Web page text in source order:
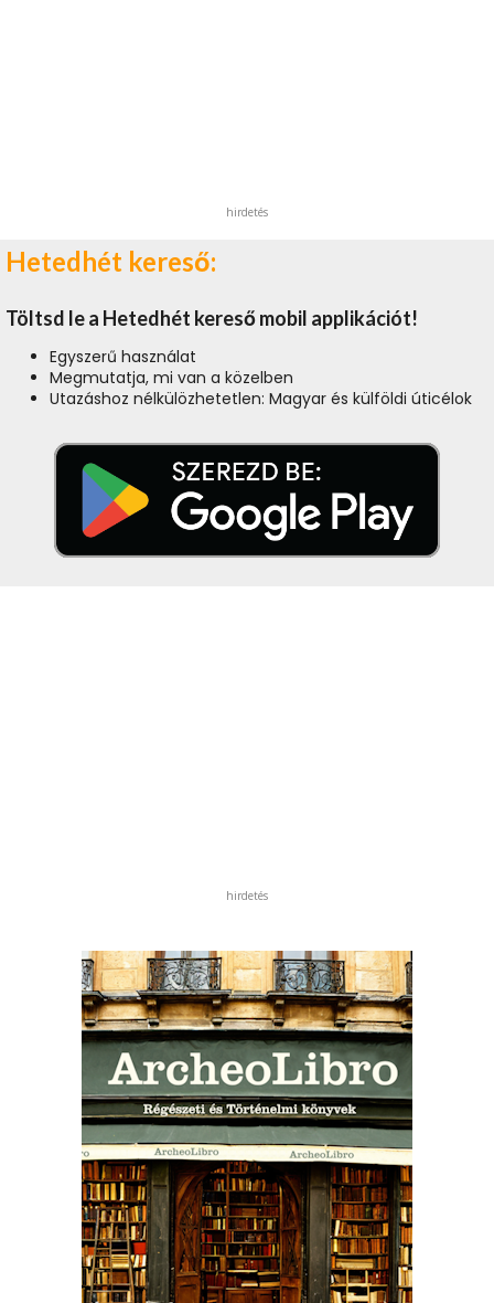
hirdetés
Hetedhét kereső:
Töltsd le a Hetedhét kereső mobil applikációt!
Egyszerű használat
Megmutatja, mi van a közelben
Utazáshoz nélkülözhetetlen: Magyar és külföldi úticélok
hirdetés